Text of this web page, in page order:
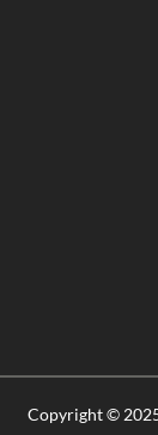
Copyright ©